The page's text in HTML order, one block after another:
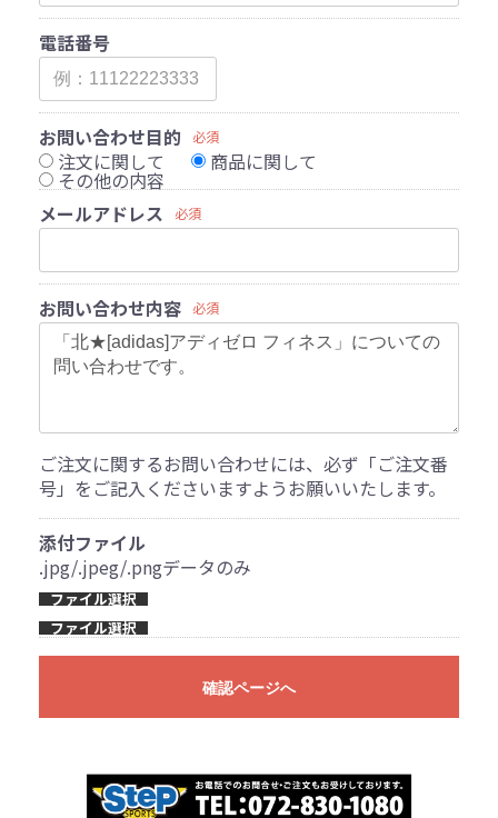
電話番号
お問い合わせ目的 必須
注文に関して 商品に関して
その他の内容
メールアドレス
必須
お問い合わせ内容 必須
ご注文に関するお問い合わせには、必ず「ご注文番
号」をご記入くださいますようお願いいたします。
添付ファイル
.jpg/.jpeg/.pngデータのみ
ファイル選択
ファイル選択
確認ページへ